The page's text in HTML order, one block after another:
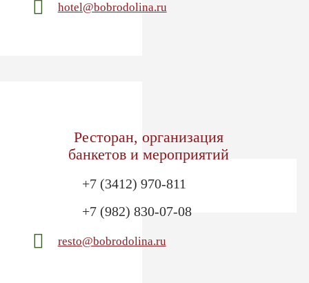
hotel@bobrodolina.ru
Ресторан, организация
банкетов и мероприятий
+7 (3412) 970-811
+7 (982) 830-07-08
resto@bobrodolina.ru